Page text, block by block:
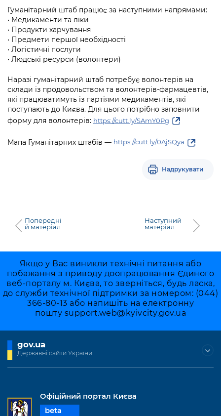
Kyiv International Relations
Річні звіти
Гендерна політика
Безбар'єрність
Київська міська військова адміністрація
Портал Захисників та Захисниць
Безбар'єрність
Портал послуг
Міський застосунок Київ Цифровий
Важливе під час воєнного стану
Уряд» – місцевий рівень»
Важливе під час воєнного стану
Про відкриті дані
Портал даних Києва
Публічні дашборди
Гуманітарний штаб працює за наступними напрямами:
• Медикаменти та ліки
• Продукти харчування
• Предмети першої необхідності
• Логістичні послуги
• Людські ресурси (волонтери)
Наразі гуманітарний штаб потребує волонтерів на
склади із продовольством та волонтерів-фармацевтів,
які працюватимуть із партіями медикаментів, які
поступають до Києва. Для цього потрібно заповнити
форму для волонтерів: https://cutt.ly/SAmY0Pg
Мапа Гуманітарних штабів — https://cutt.ly/0AjSQya
Надрукувати
Попередні
й матеріал
Наступний
матеріал
Якщо у Вас виникли технічні питання або
побажання з приводу доопрацювання Єдиного
веб-порталу м. Києва, то зверніться, будь ласка,
до служби технічної підтримки за номером: (044)
366-80-13 або напишіть на електронну
пошту support.web@kyivcity.gov.ua
gov.ua
Державні сайти України
Офіційний портал Києва
beta